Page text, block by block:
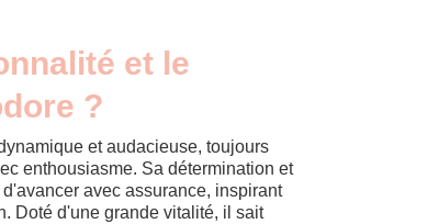
et le
?
et audacieuse, toujours
enthousiasme. Sa détermination et
avec assurance, inspirant
Doté d'une grande vitalité, il sait